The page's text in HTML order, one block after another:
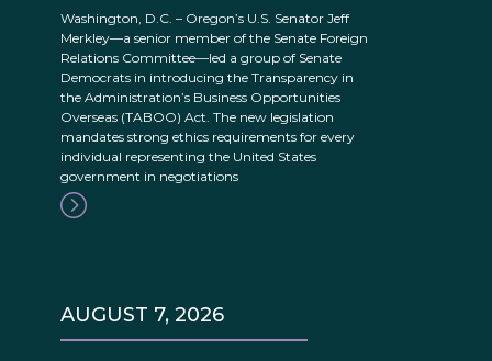
Washington, D.C. – Oregon’s U.S. Senator Jeff
Merkley—a senior member of the Senate Foreign
Relations Committee—led a group of Senate
Democrats in introducing the Transparency in
the Administration’s Business Opportunities
Overseas (TABOO) Act. The new legislation
mandates strong ethics requirements for every
individual representing the United States
government in negotiations
AUGUST 7, 2026